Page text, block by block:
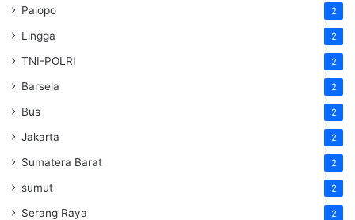
Palopo 2
Lingga 2
TNI-POLRI 2
Barsela 2
Bus 2
Jakarta 2
Sumatera Barat 2
sumut 2
Serang Raya 2